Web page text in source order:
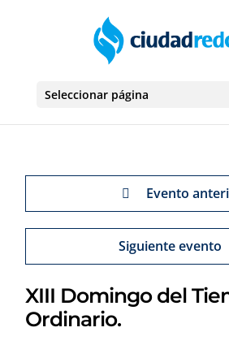
Seleccionar página
Evento
Siguiente evento
XIII Domingo del
Ordinario.